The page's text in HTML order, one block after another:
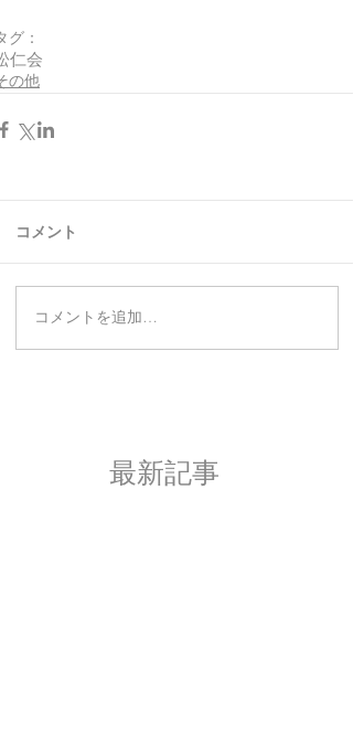
グ：
仁会
の他
コメント
コメントを追加…
最新記事